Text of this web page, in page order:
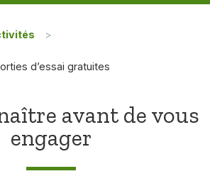
>
d’essai gratuites
avant de vous
engager